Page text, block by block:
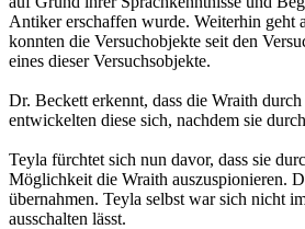
Antiker erschaffen wurde. Weiterhin geht
konnten die Versuchobjekte seit den
eines dieser Versuchsobjekte.
Dr. Beckett erkennt, dass die Wraith
entwickelten diese sich, nachdem sie
Teyla fürchtet sich nun davor, dass sie
Möglichkeit die Wraith auszuspionieren.
übernahmen. Teyla selbst war sich nicht
ausschalten lässt.